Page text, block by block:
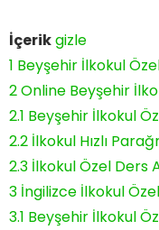
İçerikgizle
1 Beyşehir İlkokul
2Online Beyşehir
2.1 Beyşehir İlkokul
2.2 İlkokul Hızlı
2.3 İlkokul Özel Ders
3 İngilizce İlkokul
3.1 Beyşehir İlkokul